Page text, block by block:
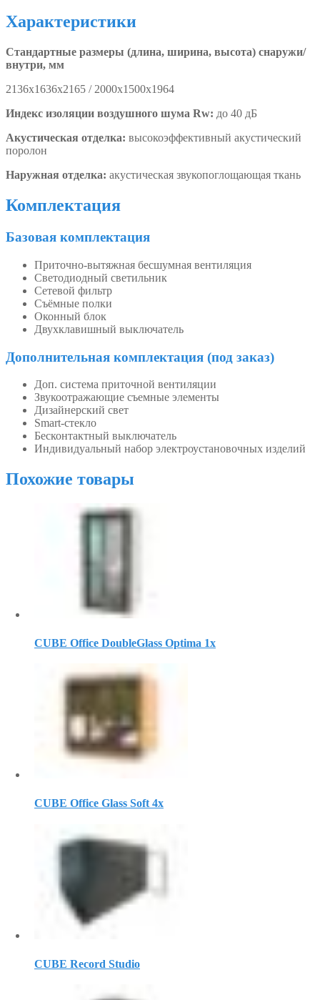
Характеристики
Стандартные размеры (длина, ширина, высота) снаружи/
внутри, мм
2136х1636х2165 / 2000х1500х1964
Индекс изоляции воздушного шума Rw: до 40 дБ
Акустическая отделка: высокоэффективный акустический
поролон
Наружная отделка: акустическая звукопоглощающая ткань
Комплектация
Базовая комплектация
Приточно-вытяжная бесшумная вентиляция
Светодиодный светильник
Сетевой фильтр
Съёмные полки
Оконный блок
Двухклавишный выключатель
Дополнительная комплектация (под заказ)
Доп. система приточной вентиляции
Звукоотражающие съемные элементы
Дизайнерский свет
Smart-стекло
Бесконтактный выключатель
Индивидуальный набор электроустановочных изделий
Похожие товары
CUBE Office DoubleGlass Optima 1x
CUBE Office Glass Soft 4х
CUBE Record Studio